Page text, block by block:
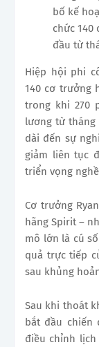
bố kế
chức
đầu từ
Hiệp hội phi
140 cơ trưởng
trong khi 270
lương từ tháng
dài đến sự
giảm liên tục
triển vọng
Cơ trưởng
hãng Spirit –
mô lớn là cú
quả trực tiếp
sau khủng
Sau khi thoát
bắt đầu chiến
điều chỉnh lịch